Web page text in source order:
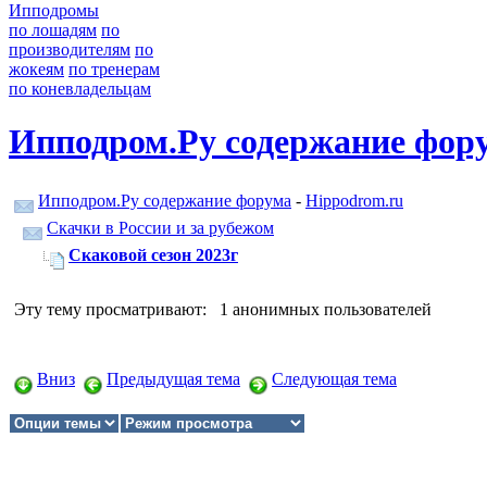
Ипподромы
по лошадям по
производителям по
жокеям по тренерам
по коневладельцам
Ипподром.Ру содержание
Ипподром.Ру содержание форума - Hippodrom.ru
Скачки в России и за рубежом
Скаковой сезон 2023г
Эту тему просматривают: 1 анонимных пользователей
Вниз Предыдущая тема Следующая тема